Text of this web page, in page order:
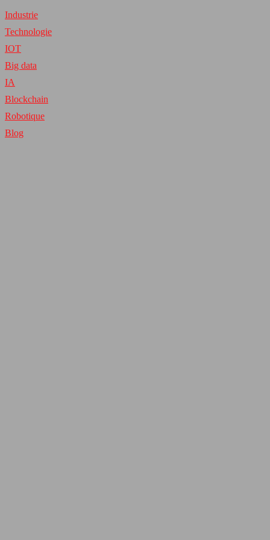
Industrie
Technologie
IOT
Big data
IA
Blockchain
Robotique
Blog